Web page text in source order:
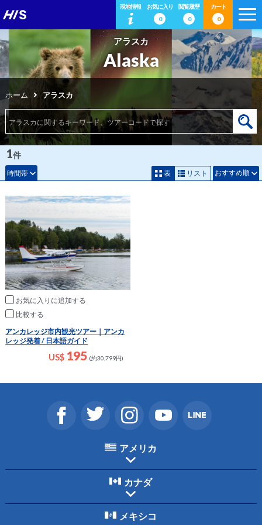
現地情報
お気に入り
0
閲覧履歴
0
カート
0
アラスカ
Alaska
ホーム アラスカ
時間帯
1件
表 リスト おすすめ順
お気に入りに追加
比較
アンカレッジ市内観光ツアー｜アンカ
レッジ発着 / 日本語ガイド
US$ 195 (約30,799円)
アメリカ
カナダ
メキシコ